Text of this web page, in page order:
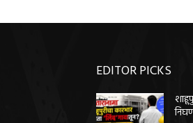
EDITOR PICKS